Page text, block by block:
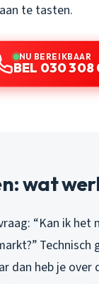
te tasten.
NU BEREIKBAAR
BEL 030 308
wat
“Kan ik
Technisch
dan heb je over